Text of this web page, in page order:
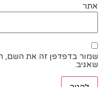
אתר
שמור בדפדפן זה את השם,
שאגיב.